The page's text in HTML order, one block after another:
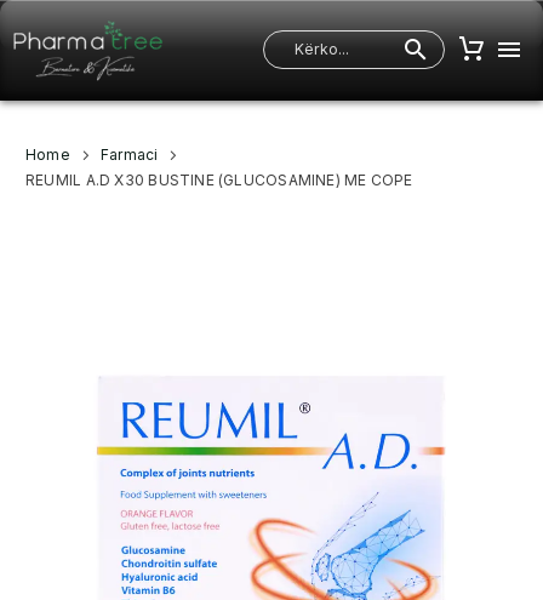
Home
Farmaci
REUMIL A.D X30 BUSTINE (GLUCOSAMINE) ME COPE